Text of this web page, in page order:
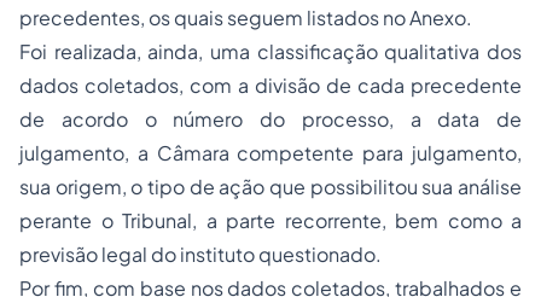
precedentes, os quais seguem listados no Anexo.
Foi realizada, ainda, uma classificação qualitativa dos
dados coletados, com a divisão de cada precedente
de acordo o número do processo, a data de
julgamento, a Câmara competente para julgamento,
sua origem, o tipo de ação que possibilitou sua análise
perante o Tribunal, a parte recorrente, bem como a
previsão legal do instituto questionado.
Por fim, com base nos dados coletados, trabalhados e